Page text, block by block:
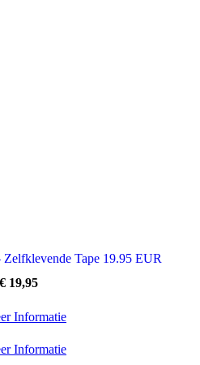
Tape 19.95 EUR
€ 19,95
Informatie
Informatie